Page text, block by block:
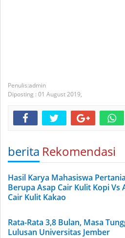
admin
Diposting : 01 August 2019,
berita Rekomendasi
Hasil Karya Mahasiswa
Berupa Asap Cair Kulit Kopi Vs
Cair Kulit Kakao
Rata-Rata 3,8 Bulan, Masa
Lulusan Universitas Jember